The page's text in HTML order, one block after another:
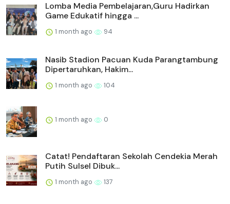
Lomba Media Pembelajaran,Guru Hadirkan
Game Edukatif hingga ...
1 month ago 94
Nasib Stadion Pacuan Kuda Parangtambung
Dipertaruhkan, Hakim...
1 month ago 104
1 month ago 0
Catat! Pendaftaran Sekolah Cendekia Merah
Putih Sulsel Dibuk...
1 month ago 137